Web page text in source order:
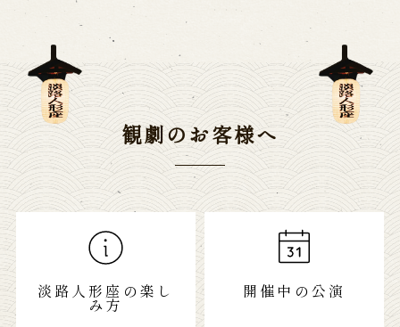
観劇のお客様へ
淡路人形座の楽し
み方
開催中の公演